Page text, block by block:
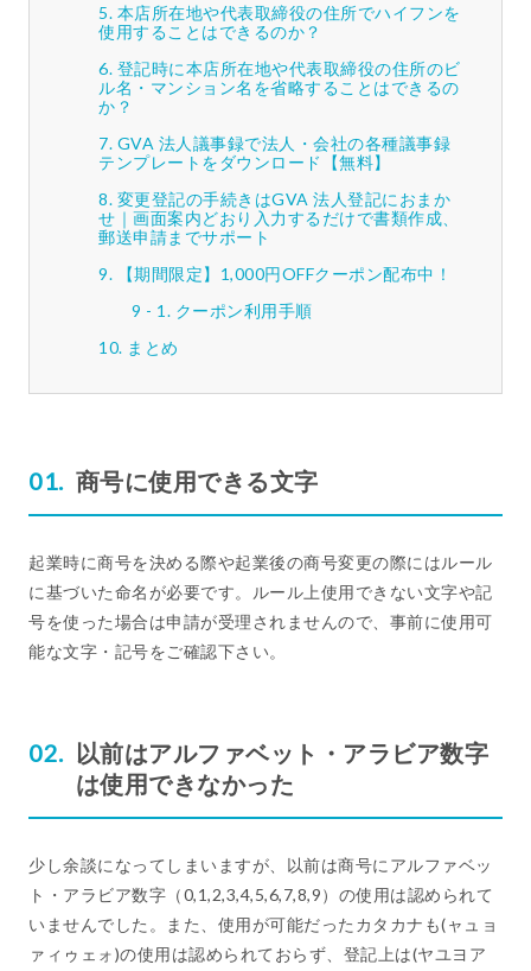
本店所在地や代表取締役の住所でハイフンを
使用することはできるのか？
登記時に本店所在地や代表取締役の住所のビ
ル名・マンション名を省略することはできるの
か？
GVA 法人議事録で法人・会社の各種議事録
テンプレートをダウンロード【無料】
変更登記の手続きはGVA 法人登記におまか
せ｜画面案内どおり入力するだけで書類作成、
郵送申請までサポート
【期間限定】1,000円OFFクーポン配布中！
クーポン利用手順
まとめ
商号に使用できる文字
起業時に商号を決める際や起業後の商号変更の際にはルール
に基づいた命名が必要です。ルール上使用できない文字や記
号を使った場合は申請が受理されませんので、事前に使用可
能な文字・記号をご確認下さい。
以前はアルファベット・アラビア数字
は使用できなかった
少し余談になってしまいますが、以前は商号にアルファベッ
ト・アラビア数字（0,1,2,3,4,5,6,7,8,9）の使用は認められて
いませんでした。また、使用が可能だったカタカナも(ャュョ
ァィゥェォ)の使用は認められておらず、登記上は(ヤユヨア